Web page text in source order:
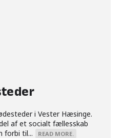
i Vester Hæsinge.
af et socialt fællesskab
forbi til...
READ MORE.